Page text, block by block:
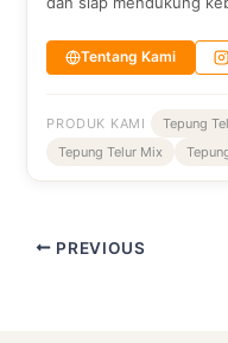
Tentang Kami
PRODUK KAMI Tepung
Tepung Telur Mix
PREVIOUS